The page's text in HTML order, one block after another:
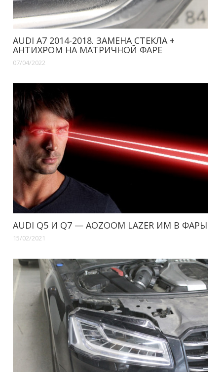
AUDI A7 2014-2018. ЗАМЕНА СТЕКЛА +
АНТИХРОМ НА МАТРИЧНОЙ ФАРЕ
07/04/2022
AUDI Q5 И Q7 — AOZOOM LAZER ИМ В ФАРЫ
15/02/2021